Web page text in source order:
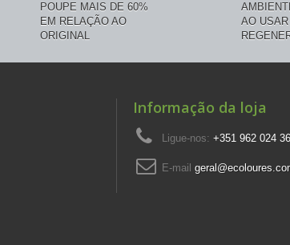
POUPE MAIS DE 60%
EM RELAÇÃO AO
ORIGINAL
AO USAR
Informação da loja
Ligue-nos: +351 962 024
E-mail